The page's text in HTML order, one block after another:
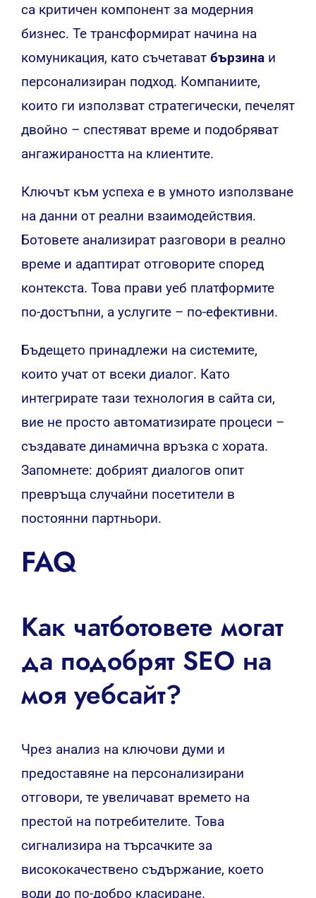
са критичен компонент за модерния
бизнес. Те трансформират начина на
комуникация, като съчетават бързина и
персонализиран подход. Компаниите,
които ги използват стратегически, печелят
двойно – спестяват време и подобряват
ангажираността на клиентите.
Ключът към успеха е в умното използване
на данни от реални взаимодействия.
Ботовете анализират разговори в реално
време и адаптират отговорите според
контекста. Това прави уеб платформите
по-достъпни, а услугите – по-ефективни.
Бъдещето принадлежи на системите,
които учат от всеки диалог. Като
интегрирате тази технология в сайта си,
вие не просто автоматизирате процеси –
създавате динамична връзка с хората.
Запомнете: добрият диалогов опит
превръща случайни посетители в
постоянни партньори.
FAQ
Как чатботовете могат
да подобрят SEO на
моя уебсайт?
Чрез анализ на ключови думи и
предоставяне на персонализирани
отговори, те увеличават времето на
престой на потребителите. Това
сигнализира на търсачките за
висококачествено съдържание, което
води до по-добро класиране.